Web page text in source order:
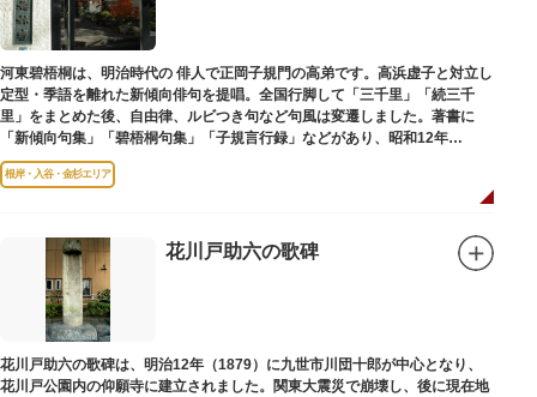
河東碧梧桐は、明治時代の 俳人で正岡子規門の高弟です。高浜虚子と対立し
定型・季語を離れた新傾向俳句を提唱。全国行脚して「三千里」「続三千
里」をまとめた後、自由律、ルビつき句など句風は変遷しました。著書に
「新傾向句集」「碧梧桐句集」「子規言行録」などがあり、昭和12年
（1937）に没し、お墓は梅林寺（ばいりんじ）にあります。
根岸・入谷・金杉エリア
花川戸助六の歌碑
花川戸助六の歌碑は、明治12年（1879）に九世市川団十郎が中心となり、
花川戸公園内の仰願寺に建立されました。関東大震災で崩壊し、後に現在地